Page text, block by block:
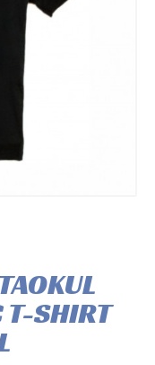
T-SHIRT